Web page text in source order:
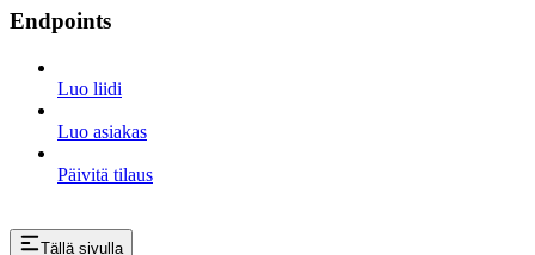
Endpoints
Luo liidi
Luo asiakas
Päivitä tilaus
Tällä sivulla